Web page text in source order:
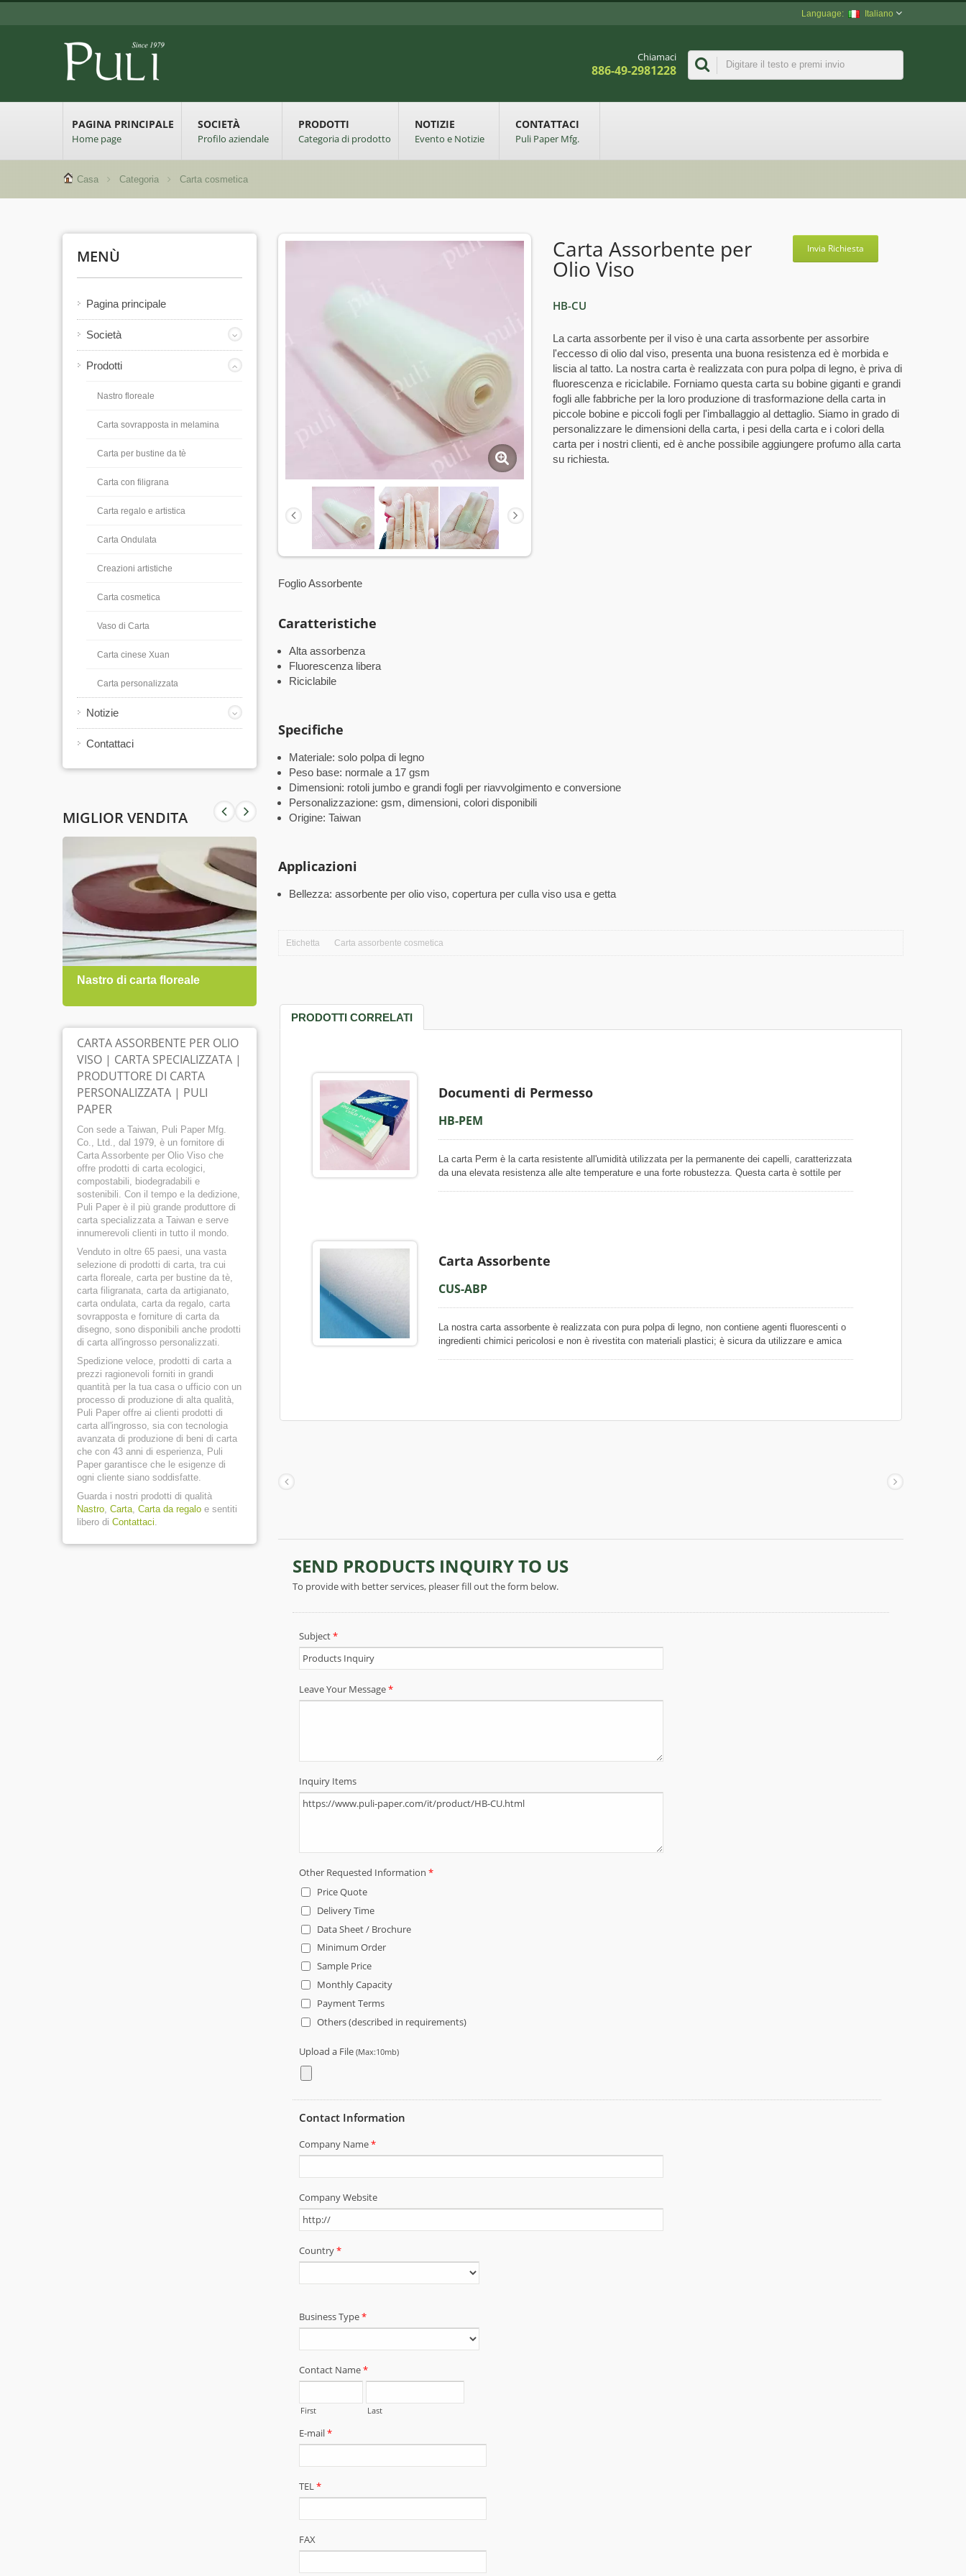
Italiano
Chiamaci
886-49-2981228
PAGINA PRINCIPALE
Home page
SOCIETÀ
Profilo aziendale
PRODOTTI
Categoria di prodotto
NOTIZIE
Evento e Notizie
CONTATTACI
Puli Paper Mfg.
Casa Categoria Carta cosmetica
MENÙ
Pagina principale
Società
Prodotti
Nastro floreale
Carta sovrapposta in melamina
Carta per bustine da tè
Carta con filigrana
Carta regalo e artistica
Carta Ondulata
Creazioni artistiche
Carta cosmetica
Vaso di Carta
Carta cinese Xuan
Carta personalizzata
Notizie
Contattaci
MIGLIOR VENDITA
Nastro di carta floreale
CARTA ASSORBENTE PER OLIO
VISO | CARTA SPECIALIZZATA |
PRODUTTORE DI CARTA
PERSONALIZZATA | PULI
PAPER
Con sede a Taiwan, Puli Paper Mfg.
Co., Ltd., dal 1979, è un fornitore di
Carta Assorbente per Olio Viso che
offre prodotti di carta ecologici,
compostabili, biodegradabili e
sostenibili. Con il tempo e la dedizione,
Puli Paper è il più grande produttore di
carta specializzata a Taiwan e serve
innumerevoli clienti in tutto il mondo.
Venduto in oltre 65 paesi, una vasta
selezione di prodotti di carta, tra cui
carta floreale, carta per bustine da tè,
carta filigranata, carta da artigianato,
carta ondulata, carta da regalo, carta
sovrapposta e forniture di carta da
disegno, sono disponibili anche prodotti
di carta all'ingrosso personalizzati.
Spedizione veloce, prodotti di carta a
prezzi ragionevoli forniti in grandi
quantità per la tua casa o ufficio con un
processo di produzione di alta qualità,
Puli Paper offre ai clienti prodotti di
carta all'ingrosso, sia con tecnologia
avanzata di produzione di beni di carta
che con 43 anni di esperienza, Puli
Paper garantisce che le esigenze di
ogni cliente siano soddisfatte.
Guarda i nostri prodotti di qualità
Nastro, Carta, Carta da regalo e sentiti
libero di Contattaci.
Invia Richiesta
Carta Assorbente per
Olio Viso
HB-CU
La carta assorbente per il viso è una carta assorbente per assorbire
l'eccesso di olio dal viso, presenta una buona resistenza ed è morbida e
liscia al tatto. La nostra carta è realizzata con pura polpa di legno, è priva di
fluorescenza e riciclabile. Forniamo questa carta su bobine giganti e grandi
fogli alle fabbriche per la loro produzione di trasformazione della carta in
piccole bobine e piccoli fogli per l'imballaggio al dettaglio. Siamo in grado di
personalizzare le dimensioni della carta, i pesi della carta e i colori della
carta per i nostri clienti, ed è anche possibile aggiungere profumo alla carta
su richiesta.
Foglio Assorbente
Caratteristiche
Alta assorbenza
Fluorescenza libera
Riciclabile
Specifiche
Materiale: solo polpa di legno
Peso base: normale a 17 gsm
Dimensioni: rotoli jumbo e grandi fogli per riavvolgimento e conversione
Personalizzazione: gsm, dimensioni, colori disponibili
Origine: Taiwan
Applicazioni
Bellezza: assorbente per olio viso, copertura per culla viso usa e getta
Etichetta Carta assorbente cosmetica
PRODOTTI CORRELATI
Documenti di Permesso
HB-PEM
La carta Perm è la carta resistente all'umidità utilizzata per la permanente dei capelli, caratterizzata
da una elevata resistenza alle alte temperature e una forte robustezza. Questa carta è sottile per
svolgere ulteriori processi di produzione nelle loro strutture. Possiamo anche realizzare confezioni
al dettaglio con design personalizzati.
Carta Assorbente
CUS-ABP
La nostra carta assorbente è realizzata con pura polpa di legno, non contiene agenti fluorescenti o
ingredienti chimici pericolosi e non è rivestita con materiali plastici; è sicura da utilizzare e amica